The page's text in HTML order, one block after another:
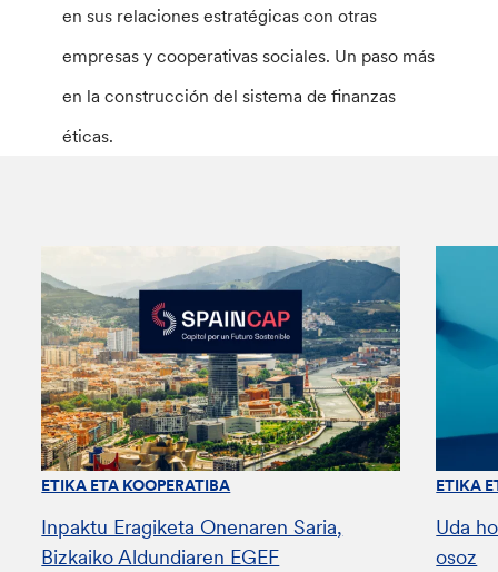
en sus relaciones estratégicas con otras
empresas y cooperativas sociales. Un paso más
en la construcción del sistema de finanzas
éticas.
ETIKA ETA KOOPERATIBA
Inpaktu Eragiketa Onenaren Saria,
Bizkaiko Aldundiaren EGEF
ETIKA
Uda
osoz